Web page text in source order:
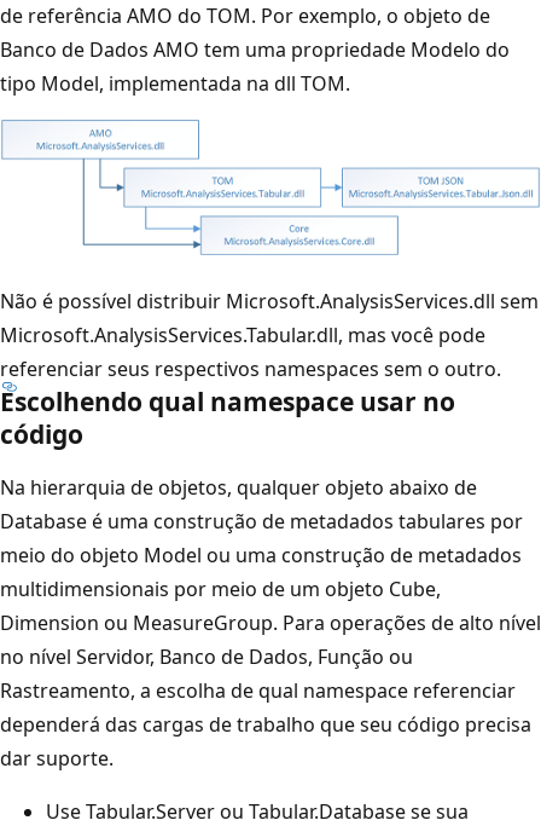
de referência AMO do TOM. Por exemplo, o objeto de
Banco de Dados AMO tem uma propriedade Modelo do
tipo Model, implementada na dll TOM.
Não é possível distribuir Microsoft.AnalysisServices.dll sem
Microsoft.AnalysisServices.Tabular.dll, mas você pode
referenciar seus respectivos namespaces sem o outro.
Escolhendo qual namespace usar no
código
Na hierarquia de objetos, qualquer objeto abaixo de
Database é uma construção de metadados tabulares por
meio do objeto Model ou uma construção de metadados
multidimensionais por meio de um objeto Cube,
Dimension ou MeasureGroup. Para operações de alto nível
no nível Servidor, Banco de Dados, Função ou
Rastreamento, a escolha de qual namespace referenciar
dependerá das cargas de trabalho que seu código precisa
dar suporte.
Use Tabular.Server ou Tabular.Database se sua